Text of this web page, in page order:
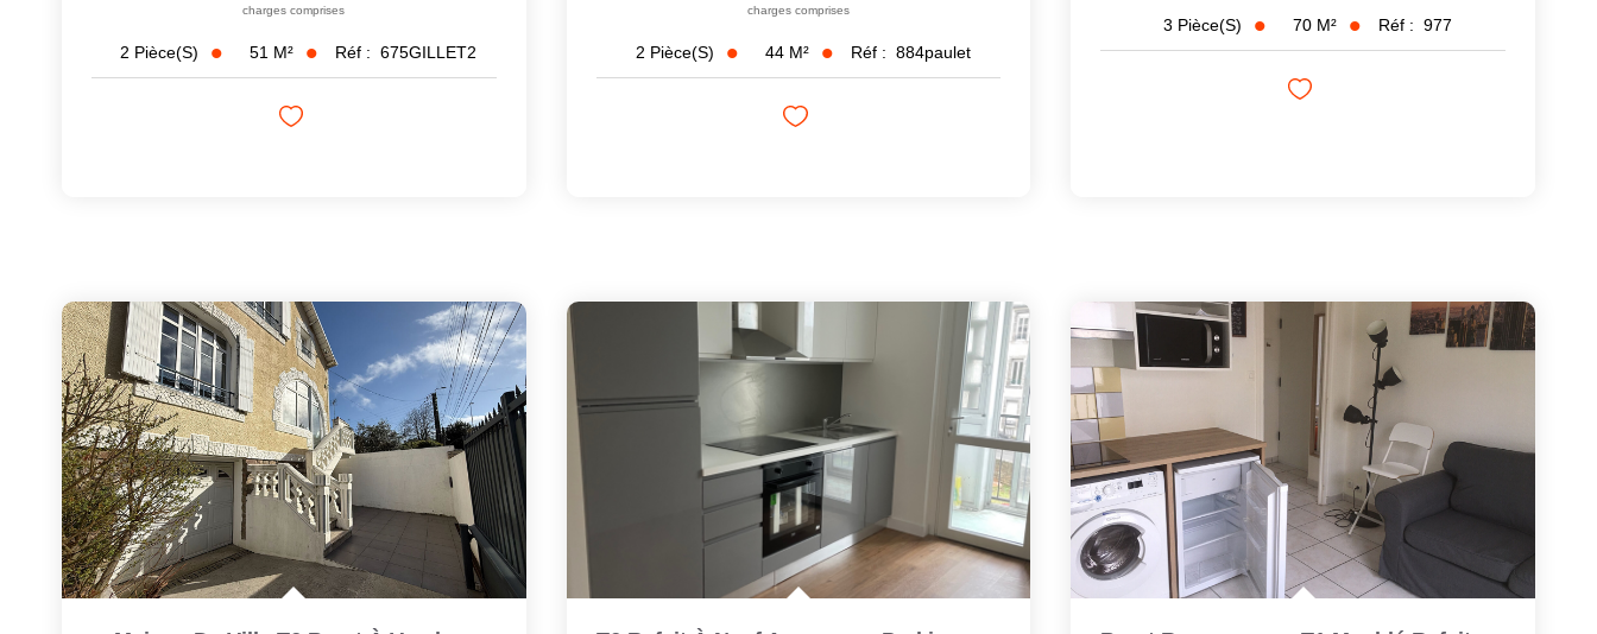
charges comprises
2 Pièce(s) 51 M² Réf : 675GILLET2
charges comprises
2 Pièce(s) 44 M² Réf : 884paulet
3 Pièce(s) 70 M² Réf : 977